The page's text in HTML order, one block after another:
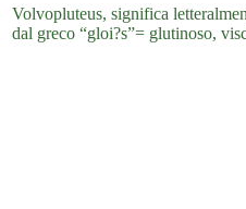
Volvopluteus, significa
dal greco “gloi?s”= glutinoso,